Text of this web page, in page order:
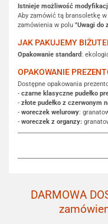
Istnieje możliwość
Aby zamówić tą bransoletkę
zamówienia w polu "Uwagi do
JAK PAKUJEMY
Opakowanie standard:
OPAKOWANIE
Dostępne opakowania
- czarne klasyczne pudełko
- złote pudełko z czerwonym
- woreczek welurowy:
- woreczek z organzy:
DARMOWA